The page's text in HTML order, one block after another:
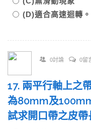
(D)適合高速迴轉。
0討論 0留
17. 兩平行軸上之
為80mm及
試求開口帶之皮